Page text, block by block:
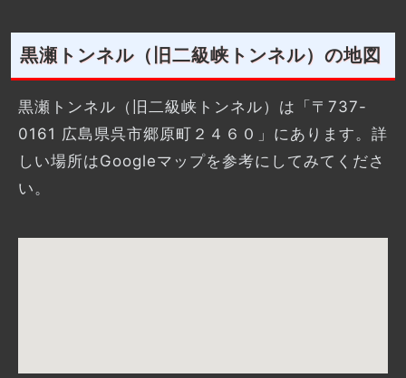
黒瀬トンネル（旧二級峡トンネル）の地図
黒瀬トンネル（旧二級峡トンネル）は「〒737-
0161 広島県呉市郷原町２４６０」にあります。詳
しい場所はGoogleマップを参考にしてみてくださ
い。